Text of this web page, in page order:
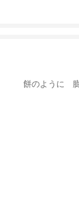
餅のように